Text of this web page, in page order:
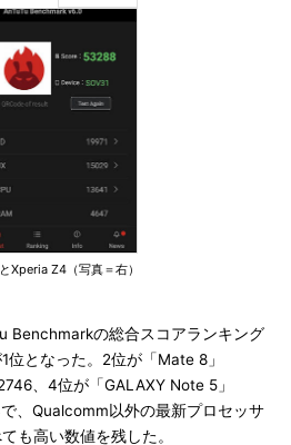
Xperia Z4（写真＝右）
Benchmarkの総合スコアランキング
位となった。2位が「Mate 8」
、4位が「GALAXY Note 5」
、Qualcomm以外の最新プロセッサ
も高い数値を残した。